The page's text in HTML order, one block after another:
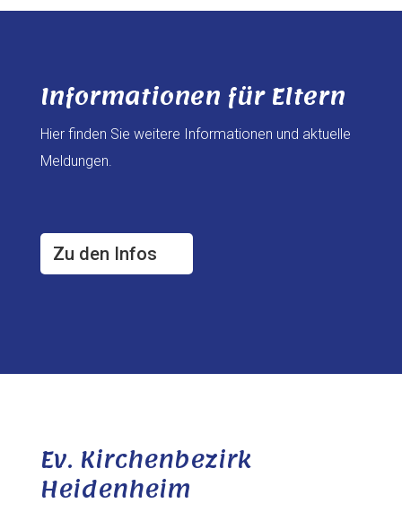
Informationen für Eltern
Hier finden Sie weitere Informationen und aktuelle
Meldungen.
Zu den Infos
Ev. Kirchenbezirk
Heidenheim